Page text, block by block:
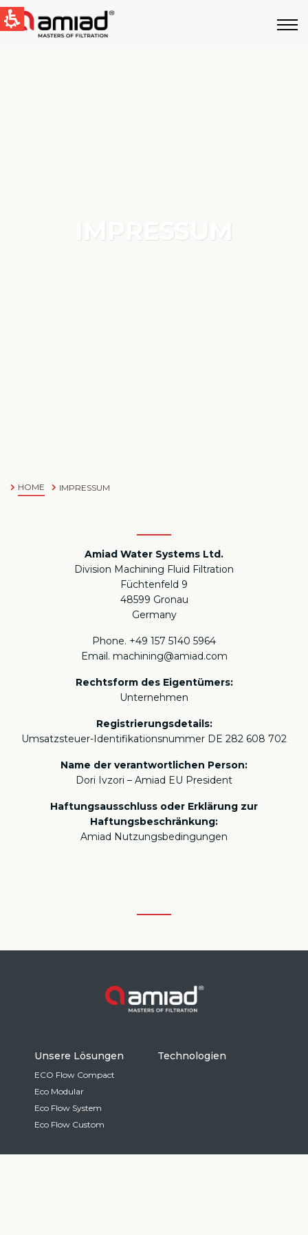
IMPRESSUM
HOME IMPRESSUM
Amiad Water Systems Ltd.
Division Machining Fluid Filtration
Füchtenfeld 9
48599 Gronau
Germany
Phone. +49 157 5140 5964
Email. machining@amiad.com
Rechtsform des Eigentümers:
Unternehmen
Registrierungsdetails:
Umsatzsteuer-Identifikationsnummer DE 282 608 702
Name der verantwortlichen Person:
Dori Ivzori – Amiad EU President
Haftungsausschluss oder Erklärung zur
Haftungsbeschränkung:
Amiad Nutzungsbedingungen
Unsere Lösungen
ECO Flow Compact
Eco Modular
Eco Flow System
Eco Flow Custom
Technologien